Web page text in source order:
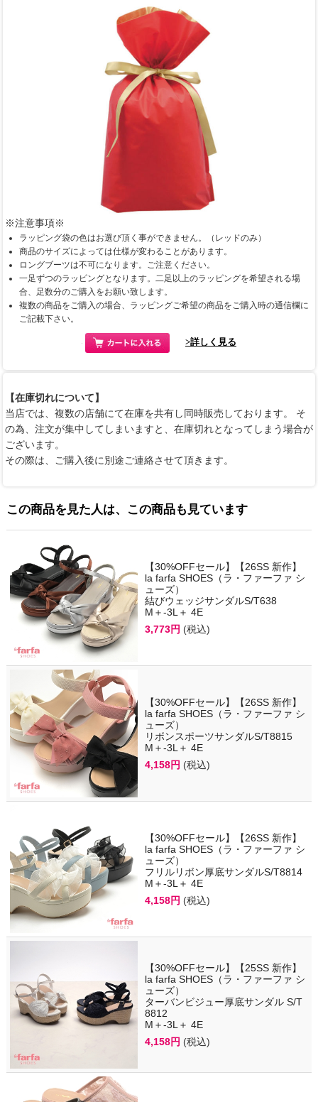
※注意事項※
ラッピング袋の色はお選び頂く事ができません。（レッドのみ）
商品のサイズによっては仕様が変わることがあります。
ロングブーツは不可になります。ご注意ください。
一足ずつのラッピングとなります。二足以上のラッピングを希望される場
合、足数分のご購入をお願い致します。
複数の商品をご購入の場合、ラッピングご希望の商品をご購入時の通信欄に
ご記載下さい。
>詳しく見る
【在庫切れについて】
当店では、複数の店舗にて在庫を共有し同時販売しております。 そ
の為、注文が集中してしまいますと、在庫切れとなってしまう場合が
ございます。
その際は、ご購入後に別途ご連絡させて頂きます。
この商品を見た人は、この商品も見ています
【30%OFFセール】【26SS 新作】
la farfa SHOES（ラ・ファーファ シ
ューズ）
結びウェッジサンダルS/T638
M＋-3L＋ 4E
3,773円 (税込)
【30%OFFセール】【26SS 新作】
la farfa SHOES（ラ・ファーファ シ
ューズ）
リボンスポーツサンダルS/T8815
M＋-3L＋ 4E
4,158円 (税込)
【30%OFFセール】【26SS 新作】
la farfa SHOES（ラ・ファーファ シ
ューズ）
フリルリボン厚底サンダルS/T8814
M＋-3L＋ 4E
4,158円 (税込)
【30%OFFセール】【25SS 新作】
la farfa SHOES（ラ・ファーファ シ
ューズ）
ターバンビジュー厚底サンダル S/T
8812
M＋-3L＋ 4E
4,158円 (税込)